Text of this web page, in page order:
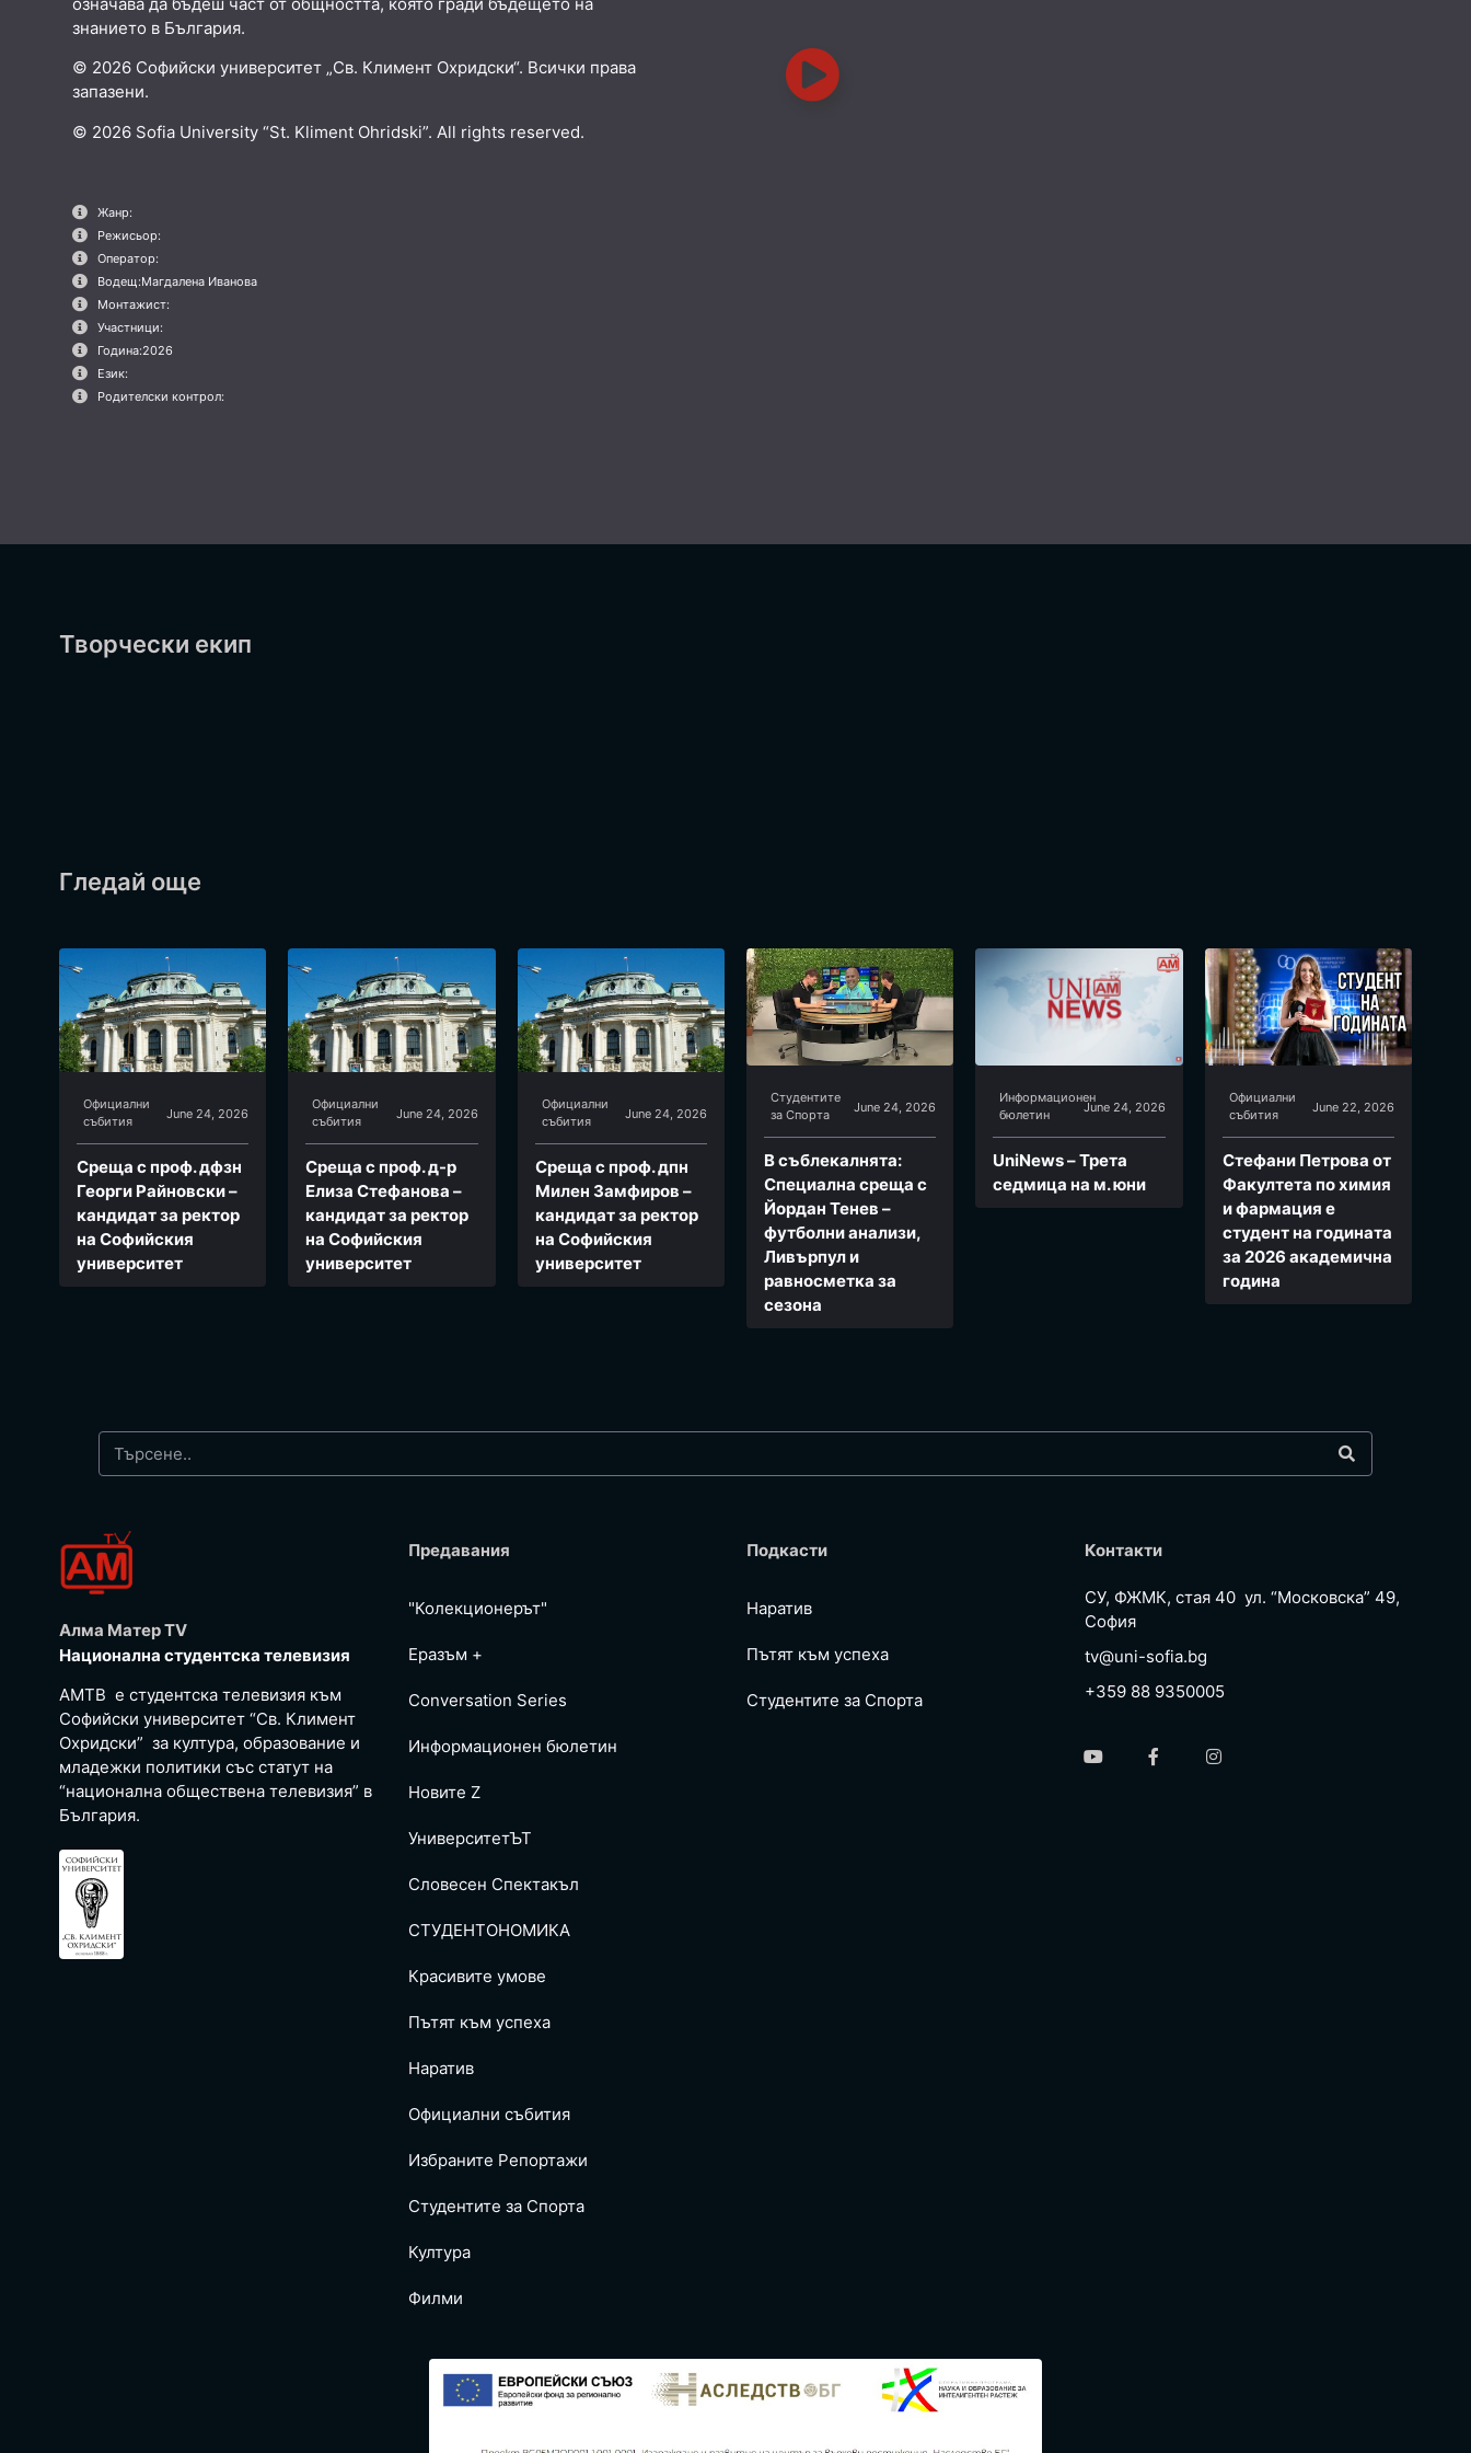
знанието в България.
© 2026 Софийски университет „Св. Климент Охридски“. Всички права
запазени.
© 2026 Sofia University “St. Kliment Ohridski”. All rights reserved.
Жанр:
Режисьор:
Оператор:
Водещ:Магдалена Иванова
Монтажист:
Участници:
Година:2026
Език:
Родителски контрол:
Творчески екип
Гледай още
Официални
събития
June 24, 2026
Среща с проф. дфзн
Георги Райновски –
кандидат за ректор
на Софийския
университет
Официални
събития
June 24, 2026
Среща с проф. д-р
Елиза Стефанова –
кандидат за ректор
на Софийския
университет
Официални
събития
June 24, 2026
Среща с проф. дпн
Милен Замфиров –
кандидат за ректор
на Софийския
университет
Студентите
за Спортa
June 24, 2026
В съблекалнята:
Специална среща с
Йордан Тенев –
футболни анализи,
Ливърпул и
равносметка за
сезона
Информационен
бюлетин
June 24, 2026
UniNews – Трета
седмица на м. юни
Официални
събития
June 22, 2026
Стефани Петрова от
Факултета по химия
и фармация e
студент на годината
за 2026 академична
година
Алма Матер TV
Национална студентска телевизия
АМТВ е студентска телевизия към
Софийски университет “Св. Климент
Охридски” за култура, образование и
младежки политики със статут на
“национална обществена телевизия” в
България.
Предавания
"Колекционерът"
Еразъм +
Conversation Series
Информационен бюлетин
Новите Z
УниверситетЪТ
Словесен Спектакъл
СТУДЕНТОНОМИКА
Красивите умове
Пътят към успеха
Наратив
Официални събития
Избраните Репoртажи
Студентите за Спортa
Култура
Филми
Подкасти
Наратив
Пътят към успеха
Студентите за Спортa
Контакти
СУ, ФЖМК, стая 40 ул. “Московска” 49,
София
tv@uni-sofia.bg
+359 88 9350005